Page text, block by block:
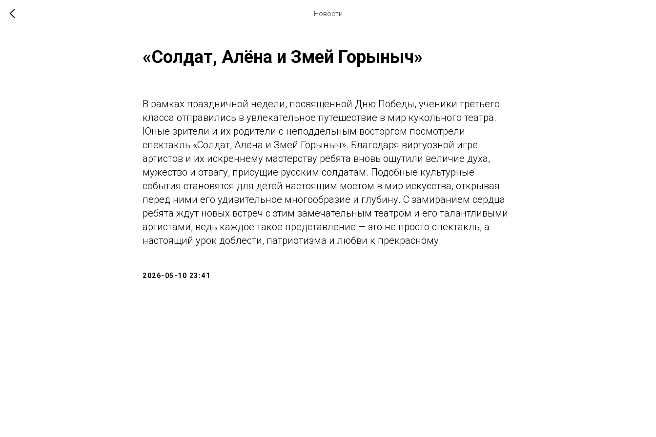
Новости
«Солдат, Алёна и Змей Горыныч»
В рамках праздничной недели, посвящённой Дню Победы, ученики третьего
класса отправились в увлекательное путешествие в мир кукольного театра.
Юные зрители и их родители с неподдельным восторгом посмотрели
спектакль «Солдат, Алёна и Змей Горыныч». Благодаря виртуозной игре
артистов и их искреннему мастерству ребята вновь ощутили величие духа,
мужество и отвагу, присущие русским солдатам. Подобные культурные
события становятся для детей настоящим мостом в мир искусства, открывая
перед ними его удивительное многообразие и глубину. С замиранием сердца
ребята ждут новых встреч с этим замечательным театром и его талантливыми
артистами, ведь каждое такое представление — это не просто спектакль, а
настоящий урок доблести, патриотизма и любви к прекрасному.
2026-05-10 23:41